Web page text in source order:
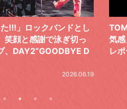
!!!」ロックバンドとし
笑顔と感謝で泳ぎ切っ
、DAY2“GOODBYE D
2026.06.19
気
レ